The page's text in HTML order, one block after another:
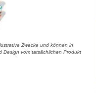
Zwecke und können in
Design vom tatsächlichen Produkt